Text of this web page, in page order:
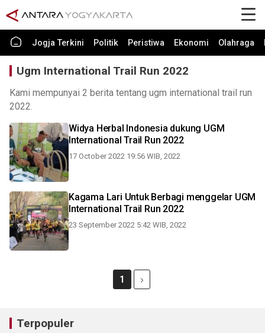
Jogja Terkini Politik Peristiwa Ekonomi Olahraga
Ugm International Trail Run 2022
Kami mempunyai 2 berita tentang ugm international trail run
2022.
Widya Herbal Indonesia dukung UGM
International Trail Run 2022
17 October 2022 19:56 WIB, 2022
Kagama Lari Untuk Berbagi menggelar UGM
International Trail Run 2022
23 September 2022 5:42 WIB, 2022
1
Terpopuler